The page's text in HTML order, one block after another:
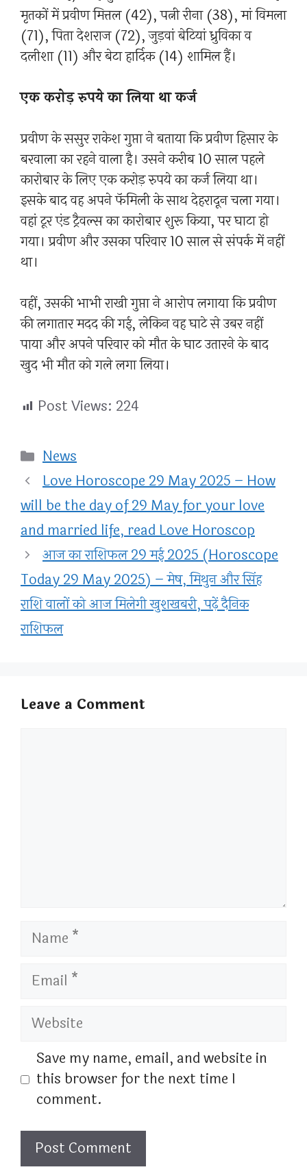
मृतकों में प्रवीण मित्तल (42), पत्नी रीना (38), मां विमला
(71), पिता देशराज (72), जुड़वां बेटियां ध्रुविका व
दलीशा (11) और बेटा हार्दिक (14) शामिल हैं।
एक करोड़ रुपये का लिया था कर्ज
प्रवीण के ससुर राकेश गुप्ता ने बताया कि प्रवीण हिसार के
बरवाला का रहने वाला है। उसने करीब 10 साल पहले
कारोबार के लिए एक करोड़ रुपये का कर्ज लिया था।
इसके बाद वह अपने फॅमिली के साथ देहरादून चला गया।
वहां टूर एंड ट्रैवल्स का कारोबार शुरू किया, पर घाटा हो
गया। प्रवीण और उसका परिवार 10 साल से संपर्क में नहीं
था।
वहीं, उसकी भाभी राखी गुप्ता ने आरोप लगाया कि प्रवीण
की लगातार मदद की गई, लेकिन वह घाटे से उबर नहीं
पाया और अपने परिवार को मौत के घाट उतारने के बाद
खुद भी मौत को गले लगा लिया।
Post Views: 224
Categories
News
Love Horoscope 29 May 2025 – How
will be the day of 29 May for your love
and married life, read Love Horoscop
आज का राशिफल 29 मई 2025 (Horoscope
Today 29 May 2025) – मेष, मिथुन और सिंह
राशि वालों को आज मिलेगी खुशखबरी, पढ़ें दैनिक
राशिफल
Leave a Comment
Name
Email
Website
Save my name, email, and website in
this browser for the next time I
comment.